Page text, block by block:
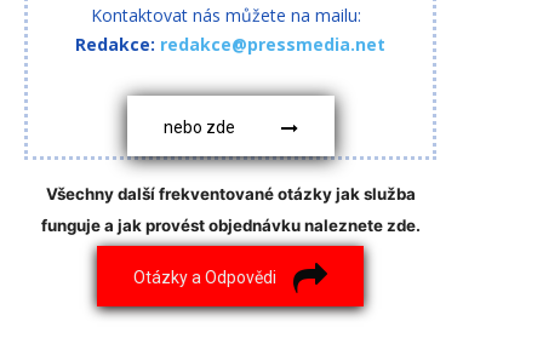
Kontaktovat nás můžete na mailu:
Redakce: redakce@pressmedia.net
nebo zde
Všechny další frekventované otázky jak služba
funguje a jak provést objednávku naleznete zde.
Otázky a Odpovědi